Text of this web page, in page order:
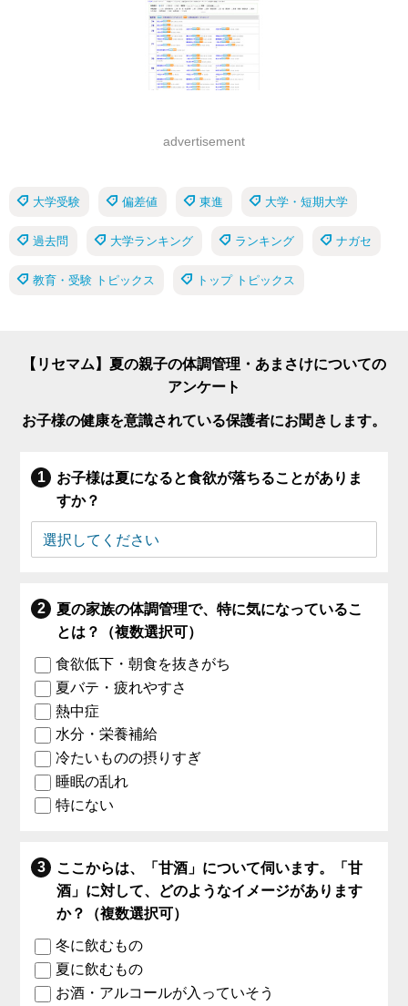
advertisement
大学受験 偏差値 東進 大学・短期大学
過去問 大学ランキング ランキング ナガセ
教育・受験 トピックス トップ トピックス
【リセマム】夏の親子の体調管理・あまさけについての
アンケート
お子様の健康を意識されている保護者にお聞きします。
お子様は夏になると食欲が落ちることがありま
すか？
夏の家族の体調管理で、特に気になっているこ
とは？（複数選択可）
食欲低下・朝食を抜きがち
夏バテ・疲れやすさ
熱中症
水分・栄養補給
冷たいものの摂りすぎ
睡眠の乱れ
特にない
ここからは、「甘酒」について伺います。「甘
酒」に対して、どのようなイメージがあります
か？（複数選択可）
冬に飲むもの
夏に飲むもの
お酒・アルコールが入っていそう